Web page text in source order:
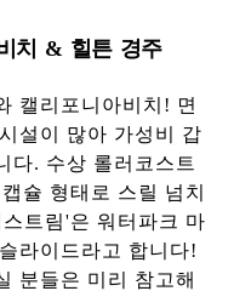
치 & 힐튼 경주
캘리포니아비치! 면
설이 많아 가성비 갑
다. 수상 롤러코스트
슐 형태로 스릴 넘치
트림'은 워터파크 마
라이드라고 합니다!
분들은 미리 참고해